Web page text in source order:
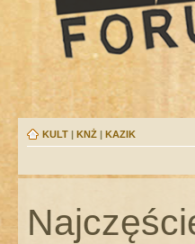
KULT | KNŻ | KAZIK